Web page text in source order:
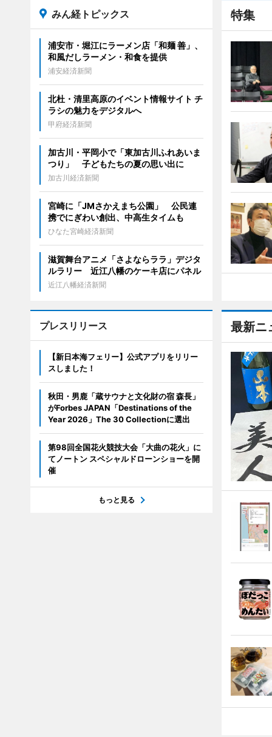
特集
最新ニ
みん経トピックス
浦安市・堀江にラーメン店「和麺 善」、
和風だしラーメン・和食を提供
浦安経済新聞
北杜・清里高原のイベント情報サイト チ
ラシの魅力をデジタルへ
甲府経済新聞
加古川・平岡小で「東加古川ふれあいま
つり」 子どもたちの夏の思い出に
加古川経済新聞
宮崎に「JMさかえまち公園」 公民連
携でにぎわい創出、中高生タイムも
ひなた宮崎経済新聞
滋賀舞台アニメ「さよならララ」デジタ
ルラリー 近江八幡のケーキ店にパネル
近江八幡経済新聞
プレスリリース
【新日本海フェリー】公式アプリをリリー
スしました！
秋田・男鹿「蔵サウナと文化財の宿 森長」
がForbes JAPAN「Destinations of the
Year 2026」The 30 Collectionに選出
第98回全国花火競技大会「大曲の花火」に
てノートン スペシャルドローンショーを開
催
もっと見る